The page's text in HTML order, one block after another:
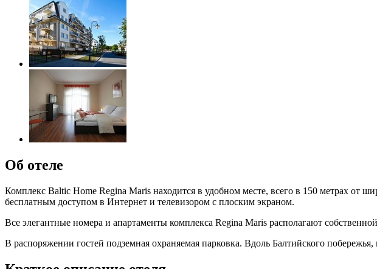
Об отеле
Комплекс Baltic Home Regina Maris находится в удобном месте, всего в 150 метрах от
бесплатным доступом в Интернет и телевизором с плоским экраном.
Все элегантные номера и апартаменты комплекса Regina Maris располагают
В распоряжении гостей подземная ​​охраняемая парковка. Вдоль Балтийского